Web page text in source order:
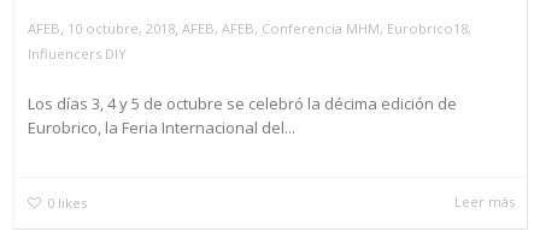
AFEB, 10 octubre, 2018, AFEB, AFEB, Conferencia MHM, Eurobrico18,
Influencers DIY
Los días 3, 4 y 5 de octubre se celebró la décima edición de
Eurobrico, la Feria Internacional del...
0 likes Leer más